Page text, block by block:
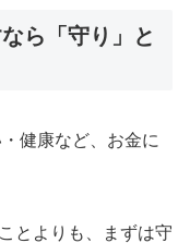
ら「守り」と
健康など、お金に
とよりも、まずは守